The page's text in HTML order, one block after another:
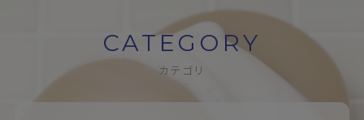
CATEGORY
カテゴリ